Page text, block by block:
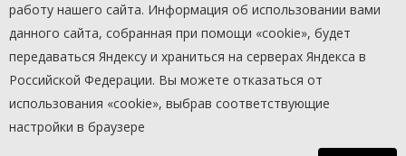
©МАУК «Овация»2015-2026
работу нашего сайта. Информация об использовании вами
данного сайта, собранная при помощи «cookie», будет
передаваться Яндексу и храниться на серверах Яндекса в
Российской Федерации. Вы можете отказаться от
использования «cookie», выбрав соответствующие
настройки в браузере